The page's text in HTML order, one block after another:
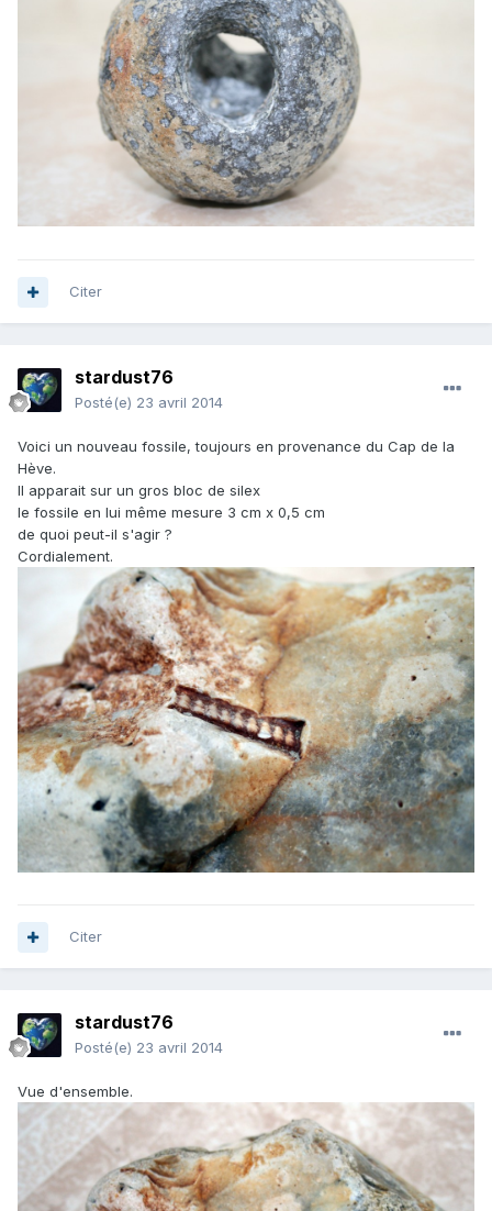
Citer
stardust76
Posté(e) 23 avril 2014
Voici un nouveau fossile, toujours en provenance du Cap de la
Hève.
Il apparait sur un gros bloc de silex
le fossile en lui même mesure 3 cm x 0,5 cm
de quoi peut-il s'agir ?
Cordialement.
Citer
stardust76
Posté(e) 23 avril 2014
Vue d'ensemble.